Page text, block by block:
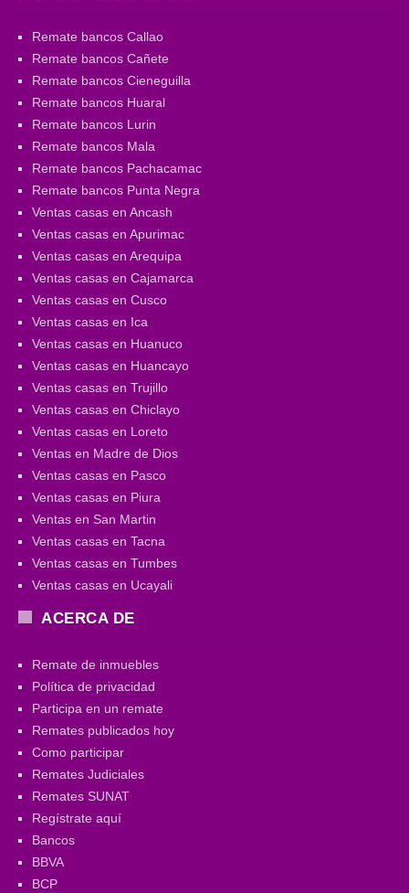
Remate bancos Callao
Remate bancos Cañete
Remate bancos Cieneguilla
Remate bancos Huaral
Remate bancos Lurin
Remate bancos Mala
Remate bancos Pachacamac
Remate bancos Punta Negra
Ventas casas en Ancash
Ventas casas en Apurimac
Ventas casas en Arequipa
Ventas casas en Cajamarca
Ventas casas en Cusco
Ventas casas en Ica
Ventas casas en Huanuco
Ventas casas en Huancayo
Ventas casas en Trujillo
Ventas casas en Chiclayo
Ventas casas en Loreto
Ventas en Madre de Dios
Ventas casas en Pasco
Ventas casas en Piura
Ventas en San Martin
Ventas casas en Tacna
Ventas casas en Tumbes
Ventas casas en Ucayali
ACERCA DE
Remate de inmuebles
Política de privacidad
Participa en un remate
Remates publicados hoy
Como participar
Remates Judiciales
Remates SUNAT
Regístrate aquí
Bancos
BBVA
BCP